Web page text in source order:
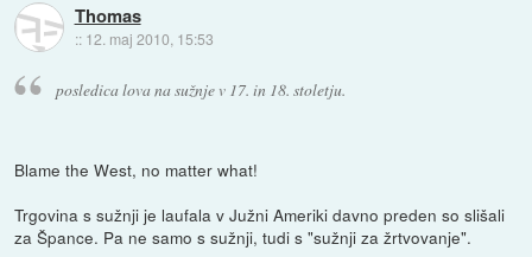
Thomas
:: 12. maj 2010, 15:53
posledica lova na sužnje v 17. in 18. stoletju.
Blame the West, no matter what!
Trgovina s sužnji je laufala v Južni Ameriki davno preden so slišali
za Špance. Pa ne samo s sužnji, tudi s "sužnji za žrtvovanje".